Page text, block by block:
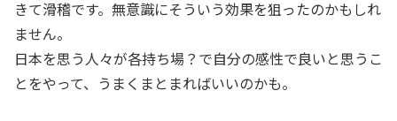
きて滑稽です。無意識にそういう効果を狙ったのかもしれ
ません。
日本を思う人々が各持ち場？で自分の感性で良いと思うこ
とをやって、うまくまとまればいいのかも。